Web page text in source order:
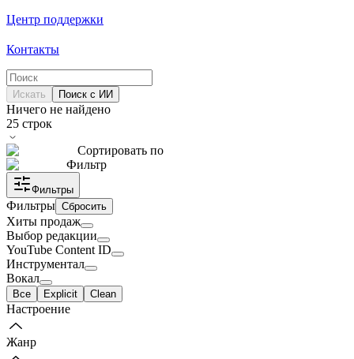
Центр поддержки
Контакты
Искать Поиск с ИИ
Ничего не найдено
25 строк
Сортировать по
Фильтр
Фильтры
Фильтры Сбросить
Хиты продаж
Выбор редакции
YouTube Content ID
Инструментал
Вокал
Все Explicit Clean
Настроение
Жанр